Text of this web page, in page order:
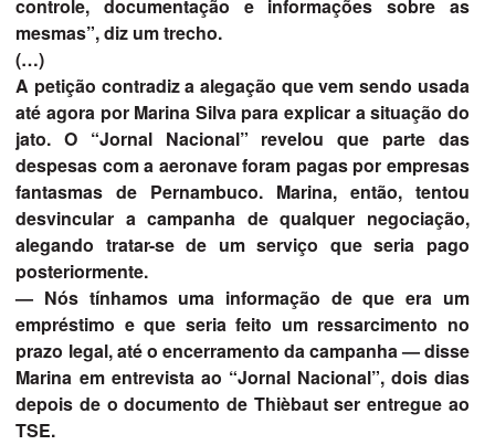
controle, documentação e informações sobre as
mesmas”, diz um trecho.
(…)
A petição contradiz a alegação que vem sendo usada
até agora por Marina Silva para explicar a situação do
jato. O “Jornal Nacional” revelou que parte das
despesas com a aeronave foram pagas por empresas
fantasmas de Pernambuco. Marina, então, tentou
desvincular a campanha de qualquer negociação,
alegando tratar-se de um serviço que seria pago
posteriormente.
— Nós tínhamos uma informação de que era um
empréstimo e que seria feito um ressarcimento no
prazo legal, até o encerramento da campanha — disse
Marina em entrevista ao “Jornal Nacional”, dois dias
depois de o documento de Thièbaut ser entregue ao
TSE.